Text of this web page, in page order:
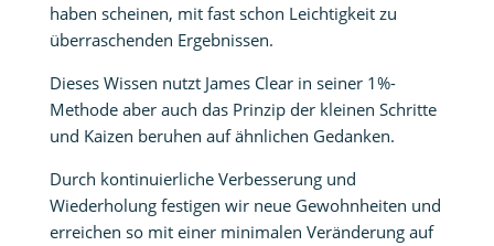
haben scheinen, mit fast schon Leichtigkeit zu
überraschenden Ergebnissen.
Dieses Wissen nutzt James Clear in seiner 1%-
Methode aber auch das Prinzip der kleinen Schritte
und Kaizen beruhen auf ähnlichen Gedanken.
Durch kontinuierliche Verbesserung und
Wiederholung festigen wir neue Gewohnheiten und
erreichen so mit einer minimalen Veränderung auf